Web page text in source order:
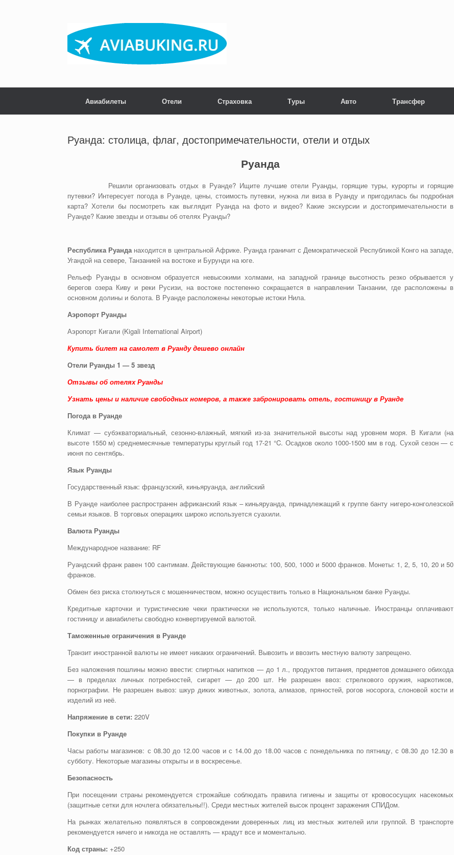
Авиабилеты Отели Страховка Туры Авто Трансфер
Руанда: столица, флаг, достопримечательности, отели и отдых
Руанда
Решили организовать отдых в Руанде? Ищите лучшие отели Руанды, горящие туры, курорты и горящие
путевки? Интересует погода в Руанде, цены, стоимость путевки, нужна ли виза в Руанду и пригодилась бы подробная
карта? Хотели бы посмотреть как выглядит Руанда на фото и видео? Какие экскурсии и достопримечательности в
Руанде? Какие звезды и отзывы об отелях Руанды?
Республика Руанда находится в центральной Африке. Руанда граничит с Демократической Республикой Конго на западе,
Угандой на севере, Танзанией на востоке и Бурунди на юге.
Рельеф Руанды в основном образуется невысокими холмами, на западной границе высотность резко обрывается у
берегов озера Киву и реки Русизи, на востоке постепенно сокращается в направлении Танзании, где расположены в
основном долины и болота. В Руанде расположены некоторые истоки Нила.
Аэропорт Руанды
Аэропорт Кигали (Kigali International Airport)
Купить билет на самолет в Руанду дешево онлайн
Отели Руанды 1 — 5 звезд
Отзывы об отелях Руанды
Узнать цены и наличие свободных номеров, а также забронировать отель, гостиницу в Руанде
Погода в Руанде
Климат — субэкваториальный, сезонно-влажный, мягкий из-за значительной высоты над уровнем моря. В Кигали (на
высоте 1550 м) среднемесячные температуры круглый год 17-21 °C. Осадков около 1000-1500 мм в год. Сухой сезон — с
июня по сентябрь.
Язык Руанды
Государственный язык: французский, киньяруанда, английский
В Руанде наиболее распространен африканский язык – киньяруанда, принадлежащий к группе банту нигеро-конголезской
семьи языков. В торговых операциях широко используется суахили.
Валюта Руанды
Международное название: RF
Руандский франк равен 100 сантимам. Действующие банкноты: 100, 500, 1000 и 5000 франков. Монеты: 1, 2, 5, 10, 20 и 50
франков.
Обмен без риска столкнуться с мошенничеством, можно осуществить только в Национальном банке Руанды.
Кредитные карточки и туристические чеки практически не используются, только наличные. Иностранцы оплачивают
гостиницу и авиабилеты свободно конвертируемой валютой.
Таможенные ограничения в Руанде
Транзит иностранной валюты не имеет никаких ограничений. Вывозить и ввозить местную валюту запрещено.
Без наложения пошлины можно ввести: спиртных напитков — до 1 л., продуктов питания, предметов домашнего обихода
— в пределах личных потребностей, сигарет — до 200 шт. Не разрешен ввоз: стрелкового оружия, наркотиков,
порнографии. Не разрешен вывоз: шкур диких животных, золота, алмазов, пряностей, рогов носорога, слоновой кости и
изделий из неё.
Напряжение в сети: 220V
Покупки в Руанде
Часы работы магазинов: с 08.30 до 12.00 часов и с 14.00 до 18.00 часов с понедельника по пятницу, с 08.30 до 12.30 в
субботу. Некоторые магазины открыты и в воскресенье.
Безопасность
При посещении страны рекомендуется строжайше соблюдать правила гигиены и защиты от кровососущих насекомых
(защитные сетки для ночлега обязательны!!). Среди местных жителей высок процент заражения СПИДом.
На рынках желательно появляться в сопровождении доверенных лиц из местных жителей или группой. В транспорте
рекомендуется ничего и никогда не оставлять — крадут все и моментально.
Код страны: +250